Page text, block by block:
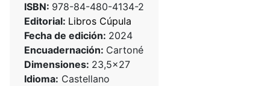
ISBN: 978-84-480-4134-2
Editorial: Libros Cúpula
Fecha de edición: 2024
Encuadernación: Cartoné
Dimensiones: 23,5x27
Idioma: Castellano